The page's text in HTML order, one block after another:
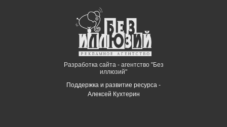
Разработка сайта - агентство "Без
иллюзий"
Поддержка и развитие ресурса -
Алексей Кухтерин